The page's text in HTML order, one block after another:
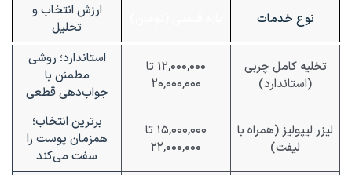
نوع خدمات
ارزش انتخاب و
تحلیل
تخلیه کامل چربی
(استاندارد)
۱۲,۰۰۰,۰۰۰ تا
۲۰,۰۰۰,۰۰۰
استاندارد؛ روشی
مطمئن با
جواب‌دهی قطعی
لیزر لیپولیز (همراه با
لیفت)
۱۵,۰۰۰,۰۰۰ تا
۲۲,۰۰۰,۰۰۰
برترین انتخاب؛
همزمان پوست را
سفت می‌کند